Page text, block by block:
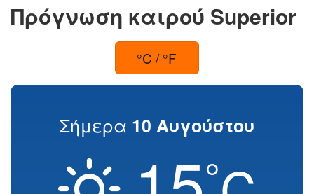
Πρόγνωση καιρού Superior
°C / °F
Σήμερα 10 Αυγούστου
°